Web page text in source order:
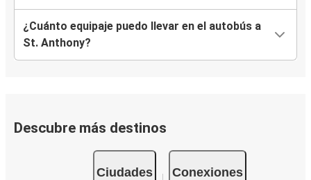
¿Cuánto equipaje puedo llevar en el autobús a
St. Anthony?
Descubre más destinos
Ciudades Conexiones